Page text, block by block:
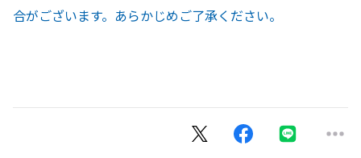
合がございます。あらかじめご了承ください。